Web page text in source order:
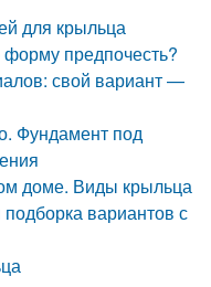
для крыльца
предпочесть?
свой вариант —
Фундамент под
доме. Виды крыльца
вариантов с